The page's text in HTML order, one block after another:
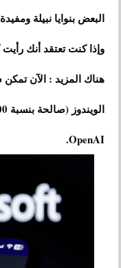
البعض بنوايا نبيلة
وإذا كنت تعتقد أنك
هناك المزيد : الآن
OpenAI.